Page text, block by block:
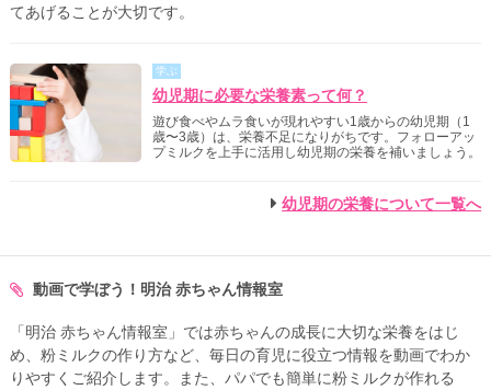
てあげることが大切です。
学ぶ
幼児期に必要な栄養素って何？
遊び食べやムラ食いが現れやすい1歳からの幼児期（1
歳〜3歳）は、栄養不足になりがちです。フォローアッ
プミルクを上手に活用し幼児期の栄養を補いましょう。
幼児期の栄養について一覧へ
動画で学ぼう！明治 赤ちゃん情報室
「明治 赤ちゃん情報室」では赤ちゃんの成長に大切な栄養をはじ
め、粉ミルクの作り方など、毎日の育児に役立つ情報を動画でわか
りやすくご紹介します。また、パパでも簡単に粉ミルクが作れる